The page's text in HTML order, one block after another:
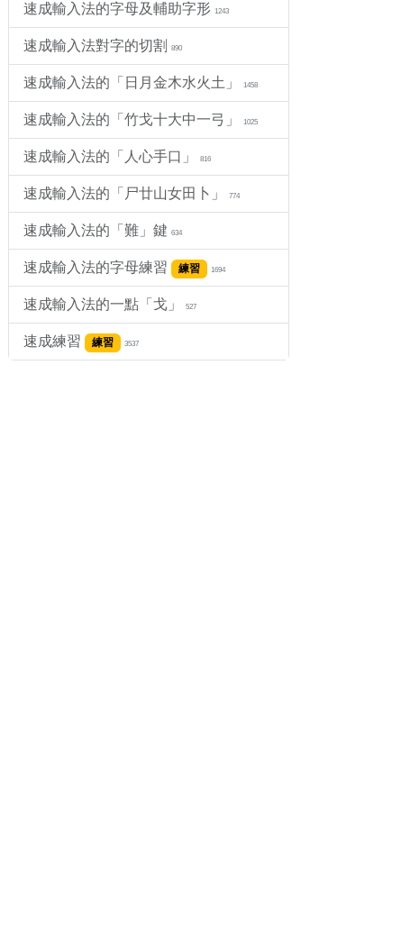
速成輸入法的字母及輔助字形 1243
速成輸入法對字的切割 890
速成輸入法的「日月金木水火土」 1458
速成輸入法的「竹戈十大中一弓」 1025
速成輸入法的「人心手口」 816
速成輸入法的「尸廿山女田卜」 774
速成輸入法的「難」鍵 634
速成輸入法的字母練習 練習 1694
速成輸入法的一點「戈」 527
速成練習 練習 3537